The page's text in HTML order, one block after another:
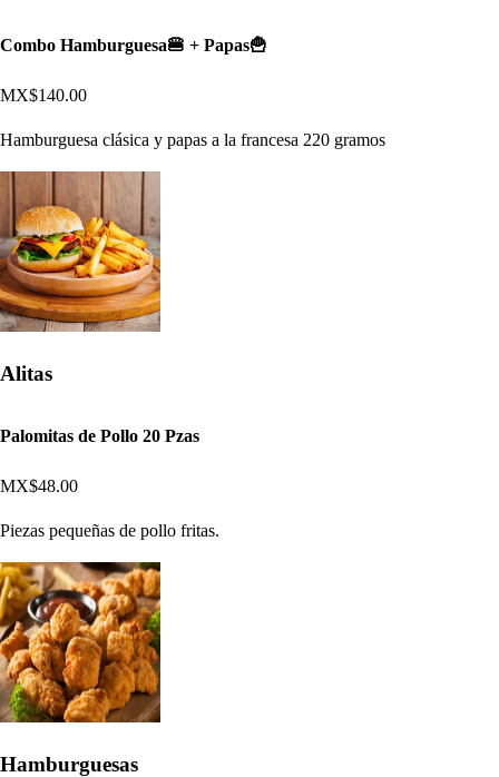
Combo Hamburguesa🍔 + Papas🍟
MX$140.00
Hamburguesa clásica y papas a la francesa 220 gramos
Alitas
Palomitas de Pollo 20 Pzas
MX$48.00
Piezas pequeñas de pollo fritas.
Hamburguesas